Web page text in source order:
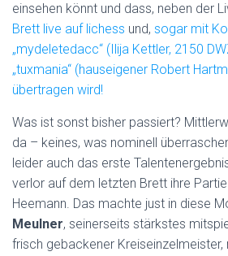
einsehen könnt und dass, neben der
Brett live auf lichess und, sogar mit
„mydeletedacc“ (Ilija Kettler, 2150
„tuxmania“ (hauseigener Robert
übertragen wird!
Was ist sonst bisher passiert?
da – keines, was nominell
leider auch das erste
verlor auf dem letzten Brett ihre
Heemann. Das machte just in diese
Meulner, seinerseits stärkstes
frisch gebackener